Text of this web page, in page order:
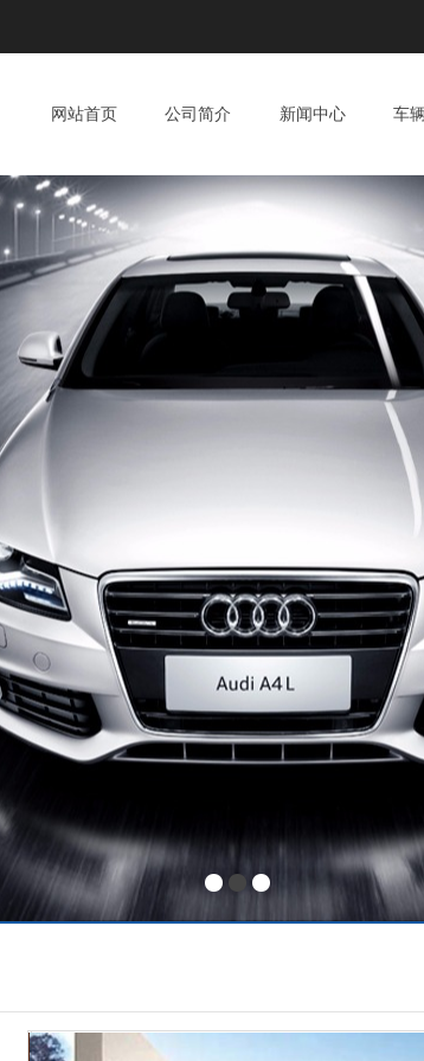
网站首页 公司简介 新闻中心 车